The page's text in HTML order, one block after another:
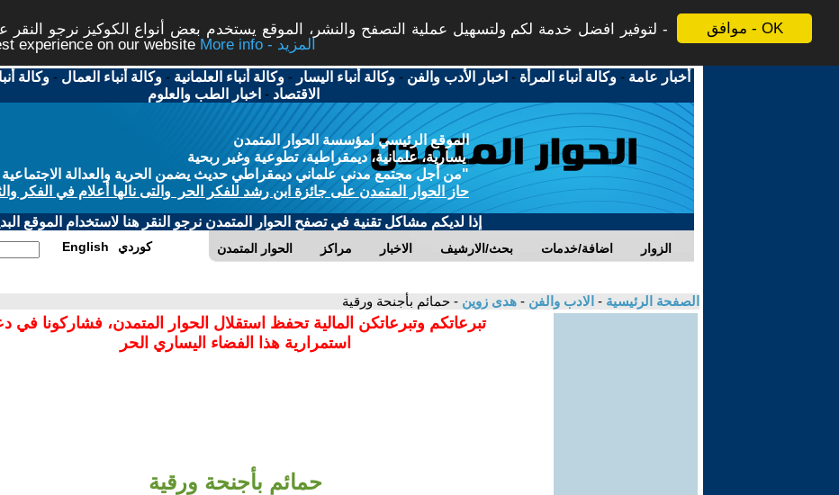
موافق - OK
لتوفير افضل خدمة لكم ولتسهيل عملية التصفح والنشر، الموقع يستخدم بعض أنواع الكوكيز نرجو
experience on our website
More info - المزيد
أخبار عامة -وكالة أنباء المرأة - اخبار الأدب والفن -وكالة أنباء اليسار -وكالة أنباء العلمانية -وكالة أنباء العمال -وكالة
الاقتصاد - اخبار الطب والعلوم
الموقع الرئيسي لمؤسسة الحوار المتمدن
يسارية، علمانية، ديمقراطية، تطوعية وغير ربحية
"من أجل مجتمع مدني علماني ديمقراطي حديث يضمن الحرية والعدالة الاجتماعية
حاز الحوار المتمدن على جائزة ابن رشد للفكر الحر والتى نالها أعلام في الفكر
إذا لديكم مشاكل تقنية في تصفح الحوار المتمدن نرجو النقر هنا لاستخدام الموقع
الحوار المتمدن مراكز الاخبار بحث/الارشيف اضافة/خدمات الزوار English كوردي
الصفحة الرئيسية - الادب والفن - هدى زوين - حمائم بأجنحة ورقية
تبرعاتكم وتبرعاتكن المالية تحفظ استقلال الحوار المتمدن، فشاركونا في
استمرارية هذا الفضاء اليساري الحر
حمائم بأجنحة ورقية